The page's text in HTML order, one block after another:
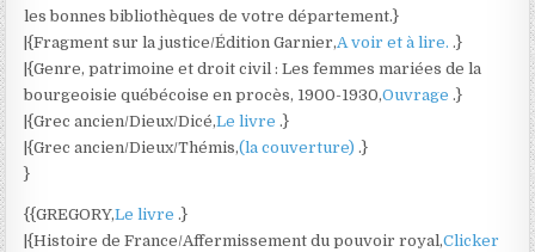
les bonnes bibliothèques de votre département.}
|{Fragment sur la justice/Édition Garnier,A voir et à lire..}
|{Genre, patrimoine et droit civil : Les femmes mariées de la
bourgeoisie québécoise en procès, 1900-1930,Ouvrage.}
|{Grec ancien/Dieux/Dicé,Le livre.}
|{Grec ancien/Dieux/Thémis,(la couverture).}
}
{{GREGORY,Le livre.}
|{Histoire de France/Affermissement du pouvoir royal,Clicker